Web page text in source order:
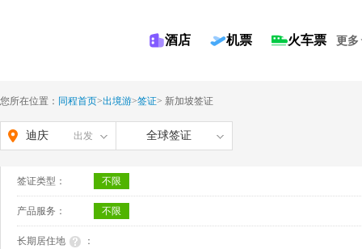
酒店 机票 火车票 更多
您所在位置： 同程首页>出境游>签证> 新加坡签证
迪庆 出发 全球签证
签证类型： 不限
产品服务： 不限
长期居住地 ：